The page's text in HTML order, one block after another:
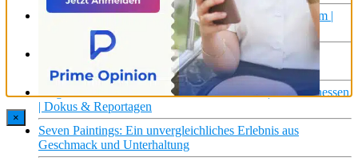
Erfolgreich mit Permakultur? – Die Frankfurter Stadtfarm |
doku | erlebnis hessen
Landleben 2.0 – IT-Profis kaufen ein Dorf | Dokus &
Reportagen | erlebnis hessen
Zu gut für die Tonne – die Lebensmittelretter | erlebnis hessen
| Dokus & Reportagen
Seven Paintings: Ein unvergleichliches Erlebnis aus
Geschmack und Unterhaltung
×